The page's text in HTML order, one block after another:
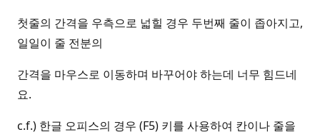
첫줄의 간격을 우측으로 넓힐 경우 두번째 줄이 좁아지고,
일일이 줄 전분의
간격을 마우스로 이동하며 바꾸어야 하는데 너무 힘드네
요.
c.f.) 한글 오피스의 경우 (F5) 키를 사용하여 칸이나 줄을